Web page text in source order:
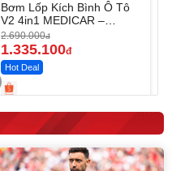
Bơm Lốp Kích Bình Ô Tô
V2 4in1 MEDICAR –
12.000mAh
2.690.000đ
1.335.100đ
Hot Deal
Máy rửa xe cầm tay xịt rửa
cao áp có tạo bọt tuyết
399.000đ